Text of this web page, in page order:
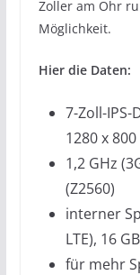
Zoller am Ohr
Möglichkeit.
Hier die Daten:
7-Zoll-
1280 x 800
1,2 GHz
(Z2560)
interner
LTE), 16
für mehr